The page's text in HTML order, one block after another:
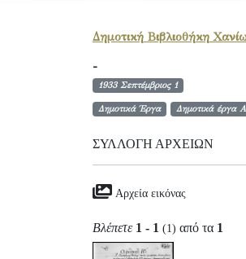
Δημοτική Βιβλιοθήκη
-
1933 Σεπτέμβριος 1
Δημοτικά Έργα Δημοτικά έργα
ΣΥΛΛΟΓΉ ΑΡΧΕΊΩΝ
Αρχεία εικόνας
Βλέπετε 1 - 1 (1) από τα 1